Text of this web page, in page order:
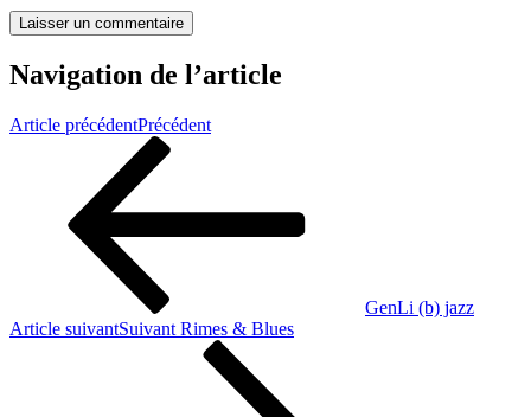
Navigation de l’article
Article précédentPrécédent
GenLi (b) jazz
Article suivantSuivant Rimes & Blues